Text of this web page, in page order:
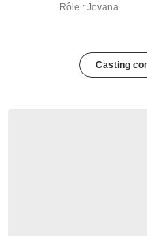
Rôle : Jovana
Casting